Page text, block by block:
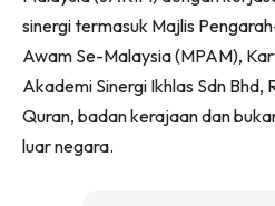
sinergi termasuk Majlis
Awam Se-Malaysia (MPAM),
Akademi Sinergi Ikhlas Sdn Bhd,
Quran, badan kerajaan dan
luar negara.